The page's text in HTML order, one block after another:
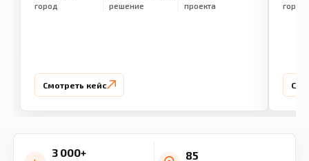
город решение проекта
Смотреть кейс
город
3 000+ 85